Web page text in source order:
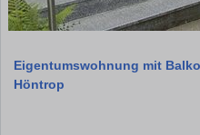
Eigentumswohnung mit
Höntrop